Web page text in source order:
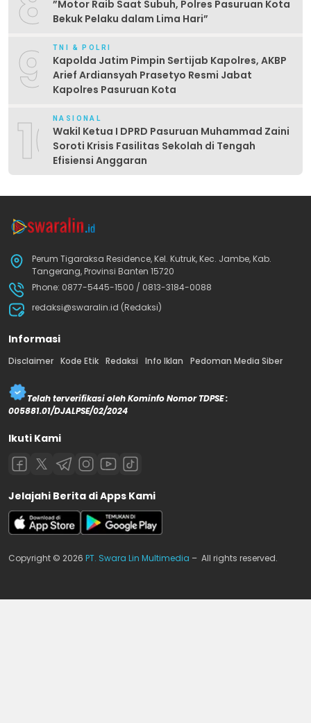
‎”Motor Raib Saat Subuh, Polres Pasuruan Kota
Bekuk Pelaku dalam Lima Hari” ‎
9 TNI & POLRI
Kapolda Jatim Pimpin Sertijab Kapolres, AKBP
Arief Ardiansyah Prasetyo Resmi Jabat
Kapolres Pasuruan Kota
10NASIONAL
Wakil Ketua I DPRD Pasuruan Muhammad Zaini
Soroti Krisis Fasilitas Sekolah di Tengah
Efisiensi Anggaran
Perum Tigaraksa Residence, Kel. Kutruk, Kec. Jambe, Kab.
Tangerang, Provinsi Banten 15720
Phone: 0877-5445-1500 / 0813-3184-0088
redaksi@swaralin.id (Redaksi)
Informasi
Disclaimer Kode Etik Redaksi Info Iklan Pedoman Media Siber
Telah terverifikasi oleh Kominfo Nomor TDPSE :
005881.01/DJALPSE/02/2024
Ikuti Kami
Jelajahi Berita di Apps Kami
Copyright © 2026 PT. Swara Lin Multimedia – All rights reserved.